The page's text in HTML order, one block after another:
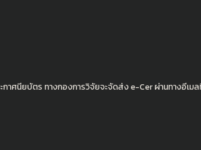
าศนียบัตร ทางกองการวิจัยจะจัดส่ง e-Cer ผ่านทางอีเม